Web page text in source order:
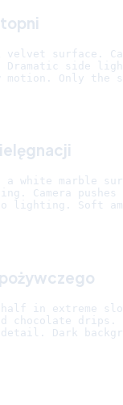
velvet surface.
Dramatic side
Only the
a white marble
Camera pushes
lighting. Soft
in extreme
chocolate drips.
Dark